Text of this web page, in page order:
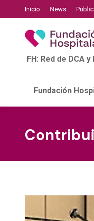
Inicio News
FH: Red de DCA
Fundación